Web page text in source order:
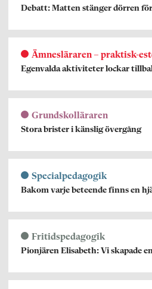
Debatt: Matten stänger dörren
Ämnesläraren – praktisk-
Egenvalda aktiviteter lockar
Grundskolläraren
Stora brister i känslig övergång
Specialpedagogik
Bakom varje beteende finns en
Fritidspedagogik
Pionjären Elisabeth: Vi skapade